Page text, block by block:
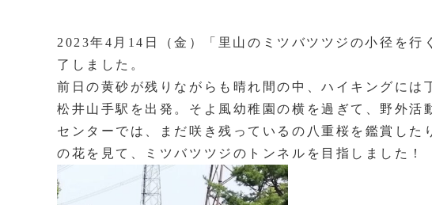
2023年4月14日（金）「里山のミツバツツジの小径を行
了しました。
前日の黄砂が残りながらも晴れ間の中、ハイキングには
松井山手駅を出発。そよ風幼稚園の横を過ぎて、野外活
センターでは、まだ咲き残っているの八重桜を鑑賞し
の花を見て、ミツバツツジのトンネルを目指しました！